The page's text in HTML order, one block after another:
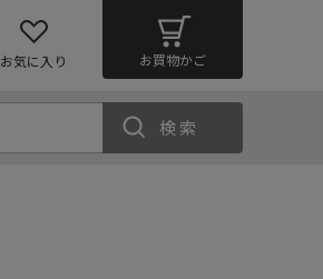
お気に入り お買物かご
検索